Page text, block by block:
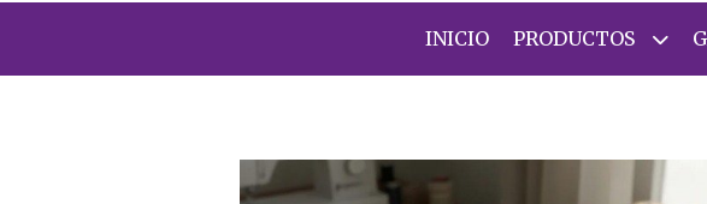
INICIO PRODUCTOS